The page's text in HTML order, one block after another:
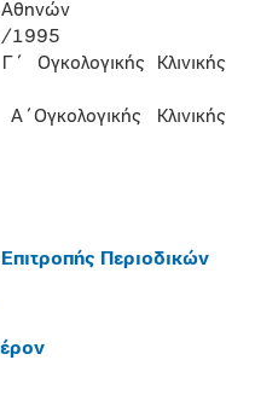
Αθηνών
1995
Ογκολογικής Κλινικής
Κλινικής
Περιοδικών